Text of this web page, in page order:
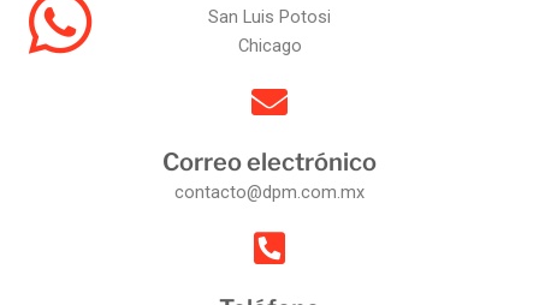
San Luis Potosi
Chicago
Correo electrónico
contacto@dpm.com.mx